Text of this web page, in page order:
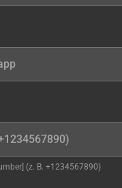
(z. B. +1234567890)